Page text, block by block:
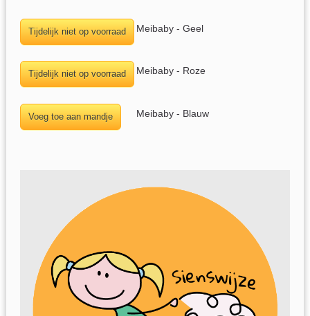
Meibaby - Geel
Meibaby - Roze
Meibaby - Blauw